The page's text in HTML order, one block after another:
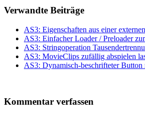
Verwandte Beiträge
AS3: Eigenschaften aus einer
AS3: Einfacher Loader / Preloader
AS3: Stringoperation
AS3: MovieClips zufällig abspielen
AS3: Dynamisch-beschrifteter
Kommentar verfassen